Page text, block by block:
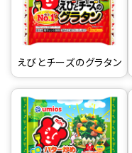
えびとチーズのグラタン